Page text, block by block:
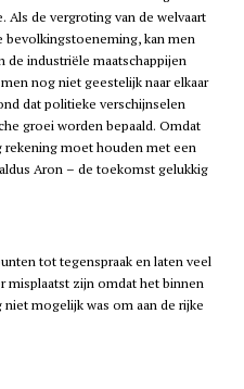
de vergroting van de welvaart
kan men
industriële maatschappijen
nog niet geestelijk naar elkaar
dat politieke verschijnselen
groei worden bepaald. Omdat
moet houden met een
Aron – de toekomst gelukkig
tot tegenspraak en laten veel
misplaatst zijn omdat het binnen
mogelijk was om aan de rijke